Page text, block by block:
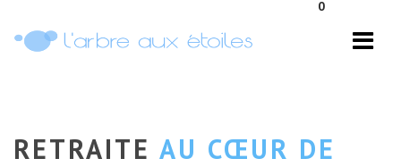
0
RETRAITE AU CŒUR DE